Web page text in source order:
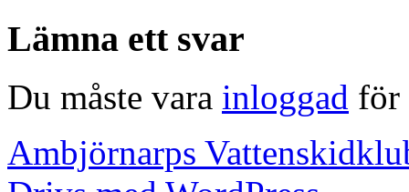
Lämna ett svar
Du måste vara inloggad för
Ambjörnarps